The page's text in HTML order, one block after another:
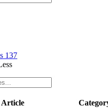
137
Article